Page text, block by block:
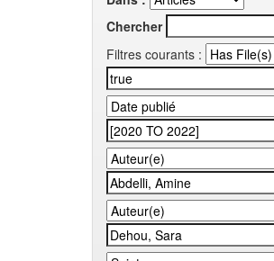
Chercher
Filtres courants :